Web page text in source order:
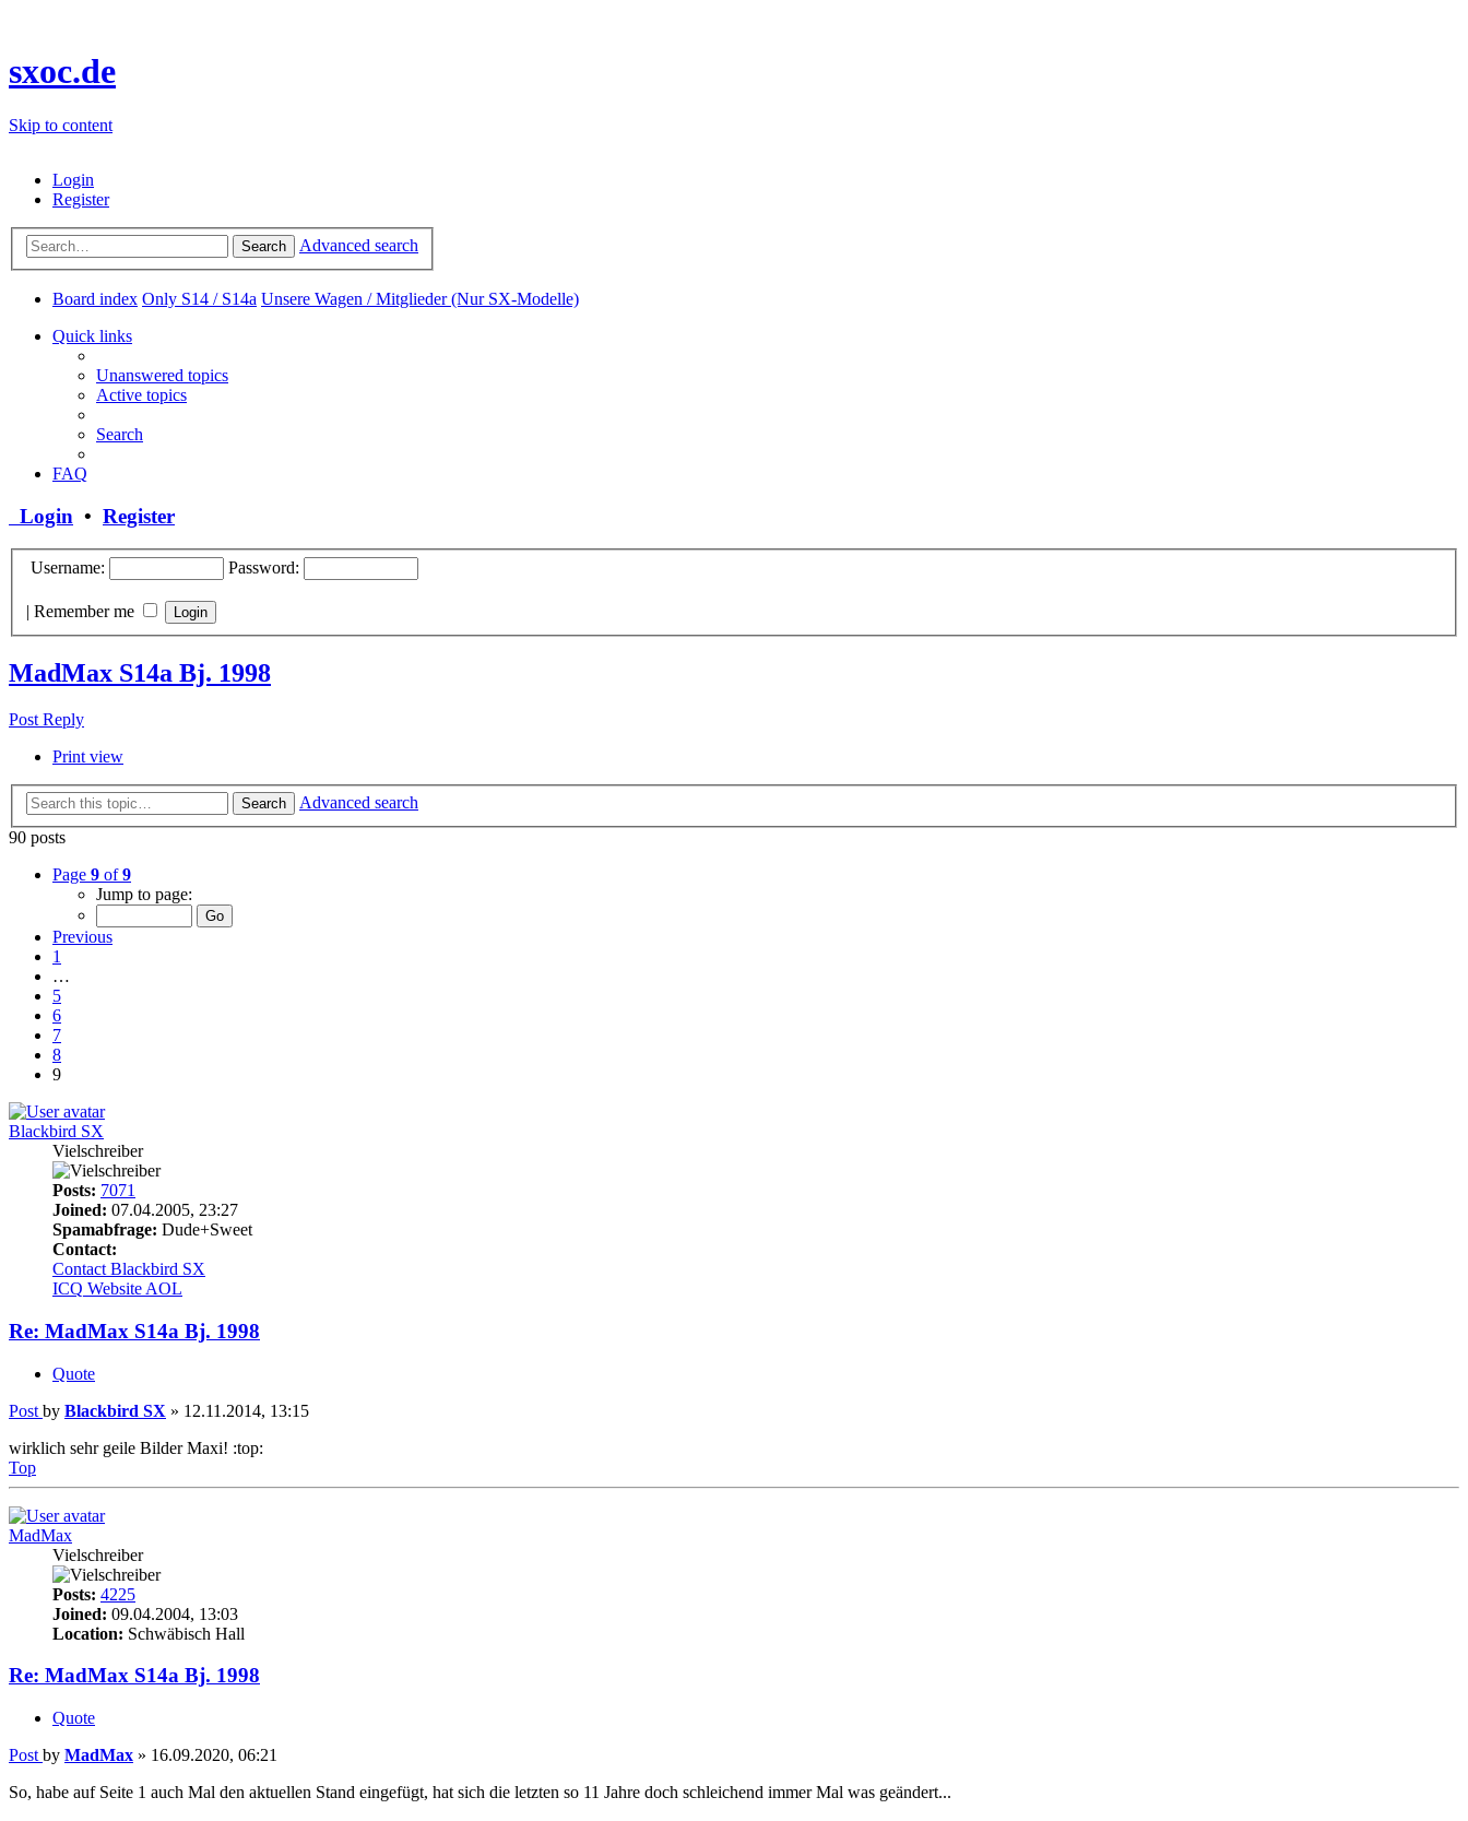
sxoc.de
Skip to content
Login
Register
Search Advanced search
Board index Only S14 / S14a Unsere Wagen / Mitglieder (Nur SX-Modelle)
Quick links
Unanswered topics
Active topics
Search
FAQ
Login • Register
Username: Password:
| Remember me
MadMax S14a Bj. 1998
Post Reply
Print view
Search
Advanced search
90 posts
Page 9 of9
Jump to page:
Previous
1
…
5
6
7
8
9
Blackbird SX
Vielschreiber
Posts: 7071
Joined: 07.04.2005, 23:27
Spamabfrage: Dude+Sweet
Contact:
Contact Blackbird SX
ICQ Website AOL
Re: MadMax S14a Bj. 1998
Quote
Post by Blackbird SX » 12.11.2014, 13:15
wirklich sehr geile Bilder Maxi! :top:
Top
MadMax
Vielschreiber
Posts: 4225
Joined: 09.04.2004, 13:03
Location: Schwäbisch Hall
Re: MadMax S14a Bj. 1998
Quote
Post by MadMax » 16.09.2020, 06:21
So, habe auf Seite 1 auch Mal den aktuellen Stand eingefügt, hat sich die letzten so 11 Jahre doch schleichend immer Mal was geändert...